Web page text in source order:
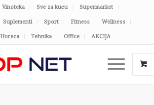
Vinoteka Sve za kuću Supermarket
Suplementi Sport Fitness Wellness
Horeca Tehnika Office AKCIJA